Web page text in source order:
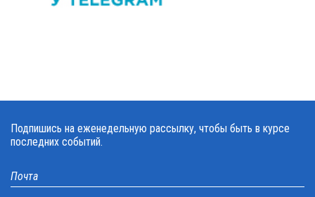
Подпишись на еженедельную рассылку, чтобы быть в курсе
последних событий.